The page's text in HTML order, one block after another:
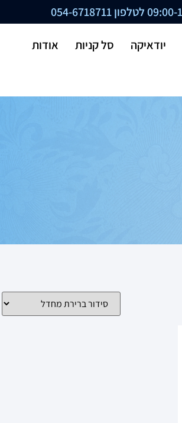
054-6718711
יודאיקה סל קניות
אודות